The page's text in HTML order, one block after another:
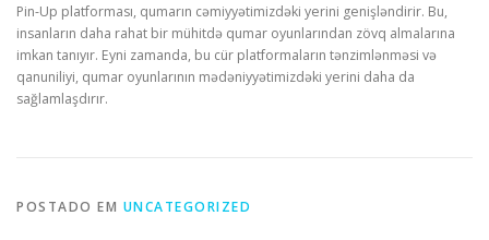
Pin-Up platforması, qumarın cəmiyyətimizdəki yerini genişləndirir. Bu,
insanların daha rahat bir mühitdə qumar oyunlarından zövq almalarına
imkan tanıyır. Eyni zamanda, bu cür platformaların tənzimlənməsi və
qanuniliyi, qumar oyunlarının mədəniyyətimizdəki yerini daha da
sağlamlaşdırır.
POSTADO EM UNCATEGORIZED